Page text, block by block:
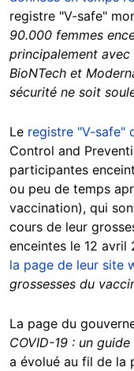
registre "V-safe"
90.000 femmes
principalement
BioNTech et
sécurité ne soit
Le registre "V-safe"
Control and
participantes
ou peu de temps
vaccination), qui
cours de leur
enceintes le 12 avril
la page de leur site
grossesses du
La page du
COVID-19 : un
a évolué au fil de la